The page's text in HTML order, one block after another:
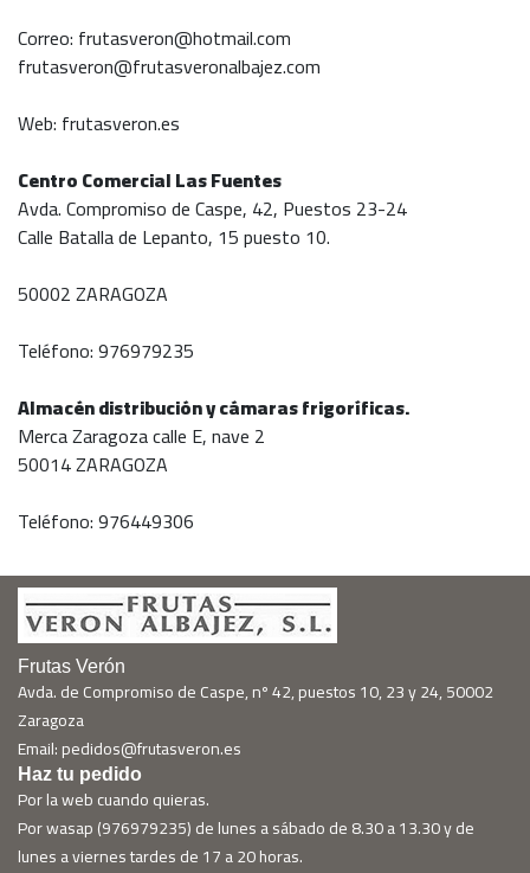
Correo: frutasveron@hotmail.com
frutasveron@frutasveronalbajez.com
Web: frutasveron.es
Centro Comercial Las Fuentes
Avda. Compromiso de Caspe, 42, Puestos 23-24
Calle Batalla de Lepanto, 15 puesto 10.
50002 ZARAGOZA
Teléfono: 976979235
Almacén distribución y cámaras frigoríficas.
Merca Zaragoza calle E, nave 2
50014 ZARAGOZA
Teléfono: 976449306
Frutas Verón
Avda. de Compromiso de Caspe, nº 42, puestos 10, 23 y 24, 50002
Zaragoza
Email: pedidos@frutasveron.es
Haz tu pedido
Por la web cuando quieras.
Por wasap (976979235) de lunes a sábado de 8.30 a 13.30 y de
lunes a viernes tardes de 17 a 20 horas.